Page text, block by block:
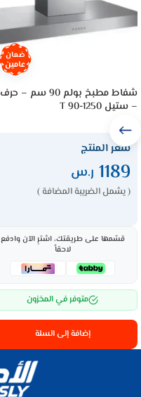
ضمان
عامين
– ستيل T 90-1250
سعر المنتج
1189 ر.س
( يشمل الضريبة المضافة )
قسّمها على طريقتك، اشترِ الآن وادفع
لاحقاً
متوفر في المخزون
إضافة إلى السلة